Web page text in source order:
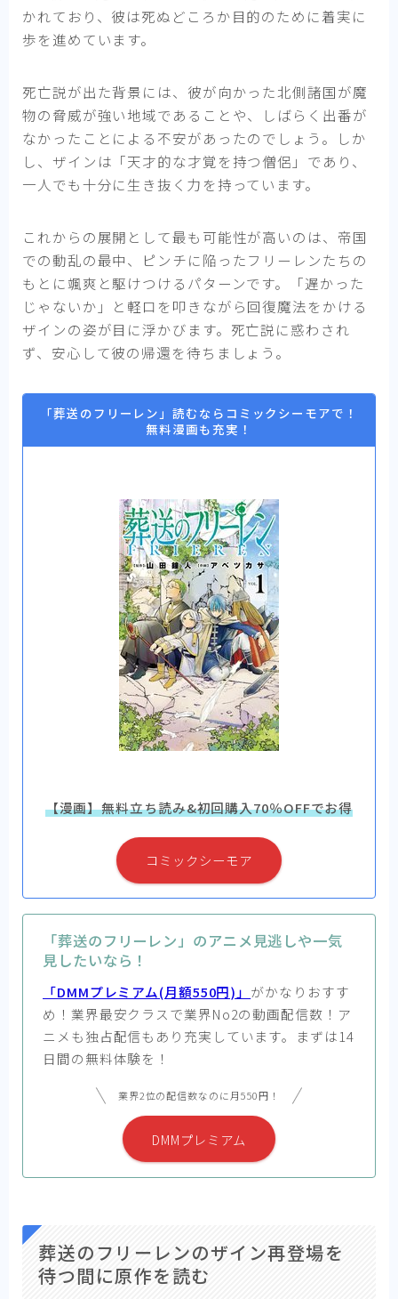
かれており、彼は死ぬどころか目的のために着実に
歩を進めています。
死亡説が出た背景には、彼が向かった北側諸国が魔
物の脅威が強い地域であることや、しばらく出番が
なかったことによる不安があったのでしょう。しか
し、ザインは「天才的な才覚を持つ僧侶」であり、
一人でも十分に生き抜く力を持っています。
これからの展開として最も可能性が高いのは、帝国
での動乱の最中、ピンチに陥ったフリーレンたちの
もとに颯爽と駆けつけるパターンです。「遅かった
じゃないか」と軽口を叩きながら回復魔法をかける
ザインの姿が目に浮かびます。死亡説に惑わされ
ず、安心して彼の帰還を待ちましょう。
「葬送のフリーレン」読むならコミックシーモアで！
無料漫画も充実！
【漫画】無料立ち読み&初回購入70％OFFでお得
コミックシーモア
「葬送のフリーレン」のアニメ見逃しや一気
見したいなら！
「DMMプレミアム(月額550円)」 がかなりおすす
め！業界最安クラスで業界No2の動画配信数！ア
ニメも独占配信もあり充実しています。まずは14
日間の無料体験を！
業界2位の配信数なのに月550円！
DMMプレミアム
葬送のフリーレンのザイン再登場を
待つ間に原作を読む